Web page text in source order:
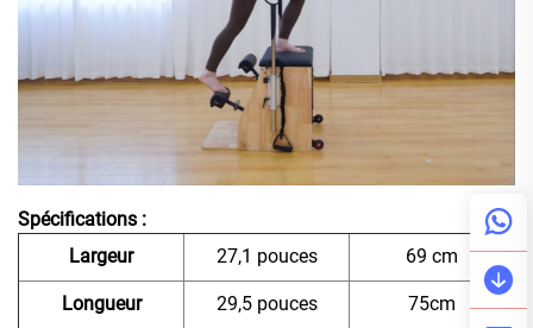
Spécifications :
Largeur
27,1 pouces 69 cm
Longueur 29,5 pouces
75cm